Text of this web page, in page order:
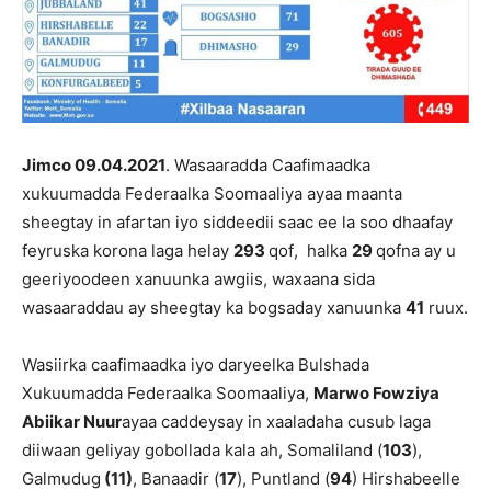
Jimco 09.04.2021. Wasaaradda Caafimaadka
xukuumadda Federaalka Soomaaliya ayaa maanta
sheegtay in afartan iyo siddeedii saac ee la soo dhaafay
feyruska korona laga helay 293 qof, halka 29qofna ay u
geeriyoodeen xanuunka awgiis, waxaana sida
wasaaraddau ay sheegtay ka bogsaday xanuunka 41 ruux.
Wasiirka caafimaadka iyo daryeelka Bulshada
Xukuumadda Federaalka Soomaaliya, Marwo Fowziya
Abiikar Nuurayaa caddeysay in xaaladaha cusub laga
diiwaan geliyay gobollada kala ah, Somaliland (103),
Galmudug (11), Banaadir (17), Puntland (94) Hirshabeelle